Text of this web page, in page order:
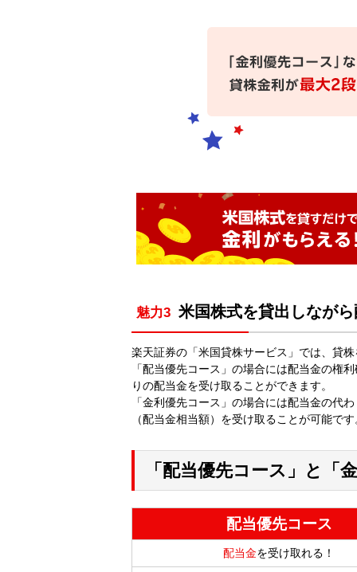
魅力3 米国株式を貸出しなが
楽天証券の「米国貸株サービス」では、貸
「配当優先コース」の場合には配当金の権
りの配当金を受け取ることができます。
「金利優先コース」の場合には配当金の代
（配当金相当額）を受け取ることが可能です
「配当優先コース」と「
配当優先コース
配当金を受け取れる！